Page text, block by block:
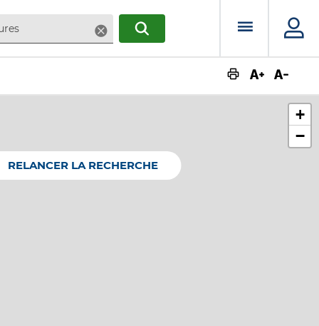
SupprimerRECHERCHERMenu
+
−
RELANCER LA RECHERCHE